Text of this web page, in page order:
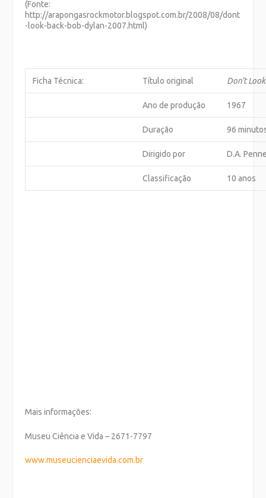
(Fonte:
http://arapongasrockmotor.blogspot.com.br/2008/08/dont
-look-back-bob-dylan-2007.html)
Ficha Técnica: Título original Don’t
Ano de produção 1967
Duração 96
Dirigido por D.A.
Classificação 10 anos
Mais informações:
Museu Ciência e Vida – 2671-7797
www.museucienciaevida.com.br